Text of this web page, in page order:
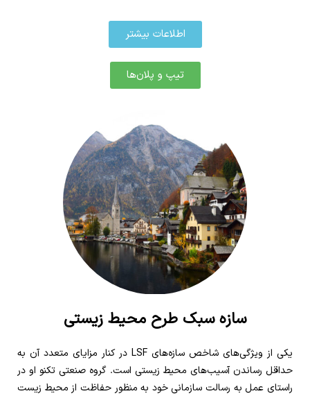
اطلاعات بیشتر
تیپ و پلان‌ها
سازه سبک طرح محیط زیستی
یکی از ویژگی‌های شاخص سازه‌های LSF در کنار مزایای متعدد آن به
حداقل رساندن آسیب‌های محیط زیستی است. گروه صنعتی تکنو او در
راستای عمل به رسالت سازمانی خود به منظور حفاظت از محیط زیست